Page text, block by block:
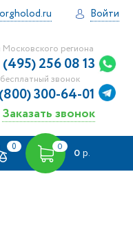
Войти
Московского региона
256 08 13
бесплатный звонок
300-64-01
Заказать звонок
0 0
0 р.